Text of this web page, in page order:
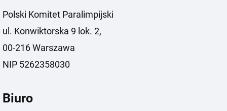
Polski Komitet Paralimpijski
ul. Konwiktorska 9 lok. 2,
00-216 Warszawa
NIP 5262358030
Biuro